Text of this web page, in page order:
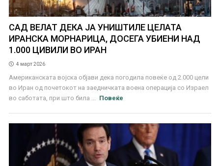
САД ВЕЛАТ ДЕКА ЈА УНИШТИЛЕ ЦЕЛАТА
ИРАНСКА МОРНАРИЦА, ДОСЕГА УБИЕНИ НАД
1.000 ЦИВИЛИ ВО ИРАН
4 март 2026
Американската војска објави дека погодила повеќе од 2.000 цели
во Иран од почетокот на заедничката воена операција со Израел
во саботата, при што била ...
Повеќе